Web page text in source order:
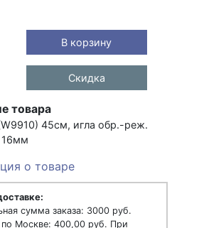
Скидка
товара
45см, игла обр.-реж.
16мм
о товаре
сумма заказа: 3000 руб.
по Москве: 400,00 руб. При